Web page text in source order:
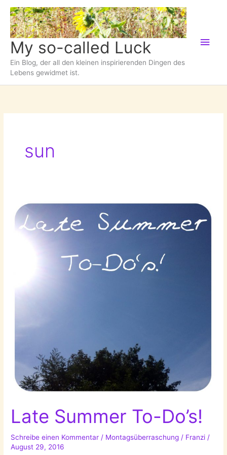
Zum
Inhalt
springen
My so-called Luck
Ein Blog, der all den kleinen inspirierenden Dingen des
Lebens gewidmet ist.
sun
Late Summer To-Do’s!
Schreibe einen Kommentar / Montagsüberraschung / Franzi /
August 29, 2016